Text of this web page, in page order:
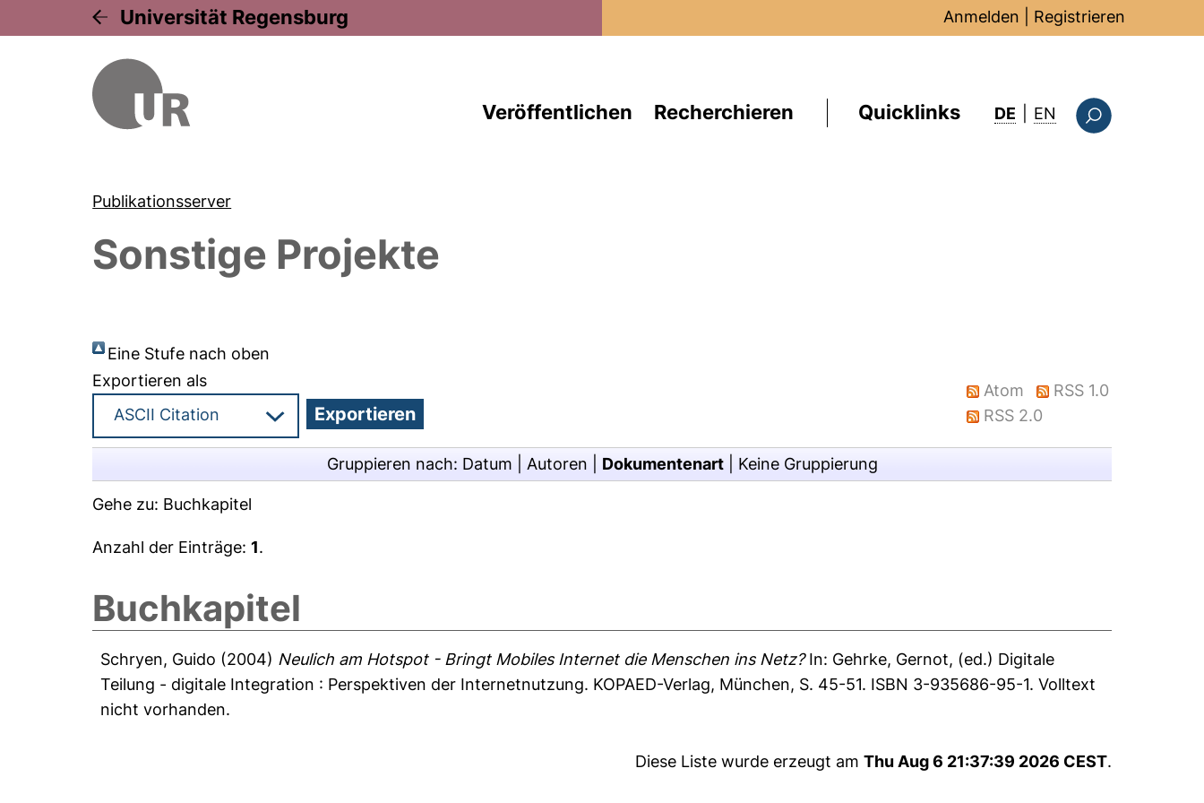
Universität Regensburg Anmelden Registrieren
Veröffentlichen Recherchieren Quicklinks DE EN : this page in
Publikationsserver
Sonstige Projekte
Eine Stufe nach oben
Exportieren als
Atom
RSS 1.0
RSS 2.0
Gruppieren nach: Datum Autoren Dokumentenart| Keine Gruppierung
Gehe zu: Buchkapitel
Anzahl der Einträge:1.
Buchkapitel
Schryen, Guido (2004) Neulich am Hotspot - Bringt Mobiles Internet die Menschen ins Netz?In: Gehrke, Gernot, (ed.) Digitale
Teilung - digitale Integration : Perspektiven der Internetnutzung. KOPAED-Verlag, München, S. 45-51. ISBN 3-935686-95-1. Volltext
nicht vorhanden.
Diese Liste wurde erzeugt am Thu Aug 6 21:37:39 2026 CEST.